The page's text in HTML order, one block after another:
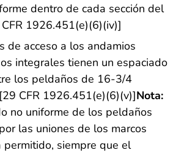
dentro de cada sección del
1926.451(e)(6)(iv)]
de acceso a los andamios
integrales tienen un espaciado
los peldaños de 16-3/4
CFR 1926.451(e)(6)(v)]Nota:
no uniforme de los peldaños
las uniones de los marcos
permitido, siempre que el